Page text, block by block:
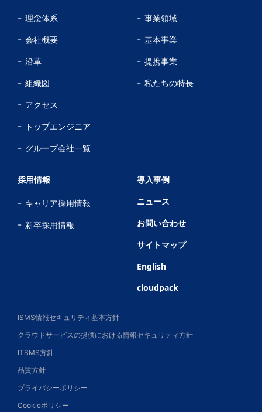
理念体系
会社概要
沿革
組織図
アクセス
トップエンジニア
グループ会社一覧
事業領域
基本事業
提携事業
私たちの特長
採用情報
キャリア採用情報
新卒採用情報
導入事例
ニュース
お問い合わせ
サイトマップ
English
cloudpack
ISMS情報セキュリティ基本方針
クラウドサービスの提供における情報セキュリティ方針
ITSMS方針
品質方針
プライバシーポリシー
Cookieポリシー